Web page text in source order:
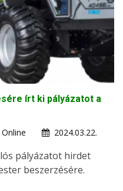
írt ki pályázatot a
2024.03.22.
pályázatot hirdet
beszerzésére.